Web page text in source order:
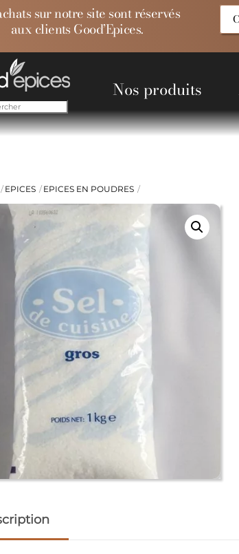
sur notre site sont réservés
aux clients Good’Epices.
Nos produits
EPICES EPICES EN POUDRES